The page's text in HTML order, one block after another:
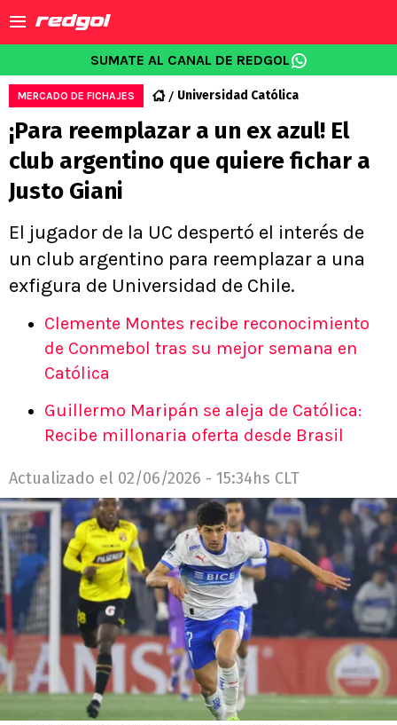
SUMATE AL CANAL DE REDGOL
MERCADO DE FICHAJES Universidad Católica
¡Para reemplazar a un ex azul! El
club argentino que quiere fichar a
Justo Giani
El jugador de la UC despertó el interés de
un club argentino para reemplazar a una
exfigura de Universidad de Chile.
Clemente Montes recibe reconocimiento
de Conmebol tras su mejor semana en
Católica
Guillermo Maripán se aleja de Católica:
Recibe millonaria oferta desde Brasil
Actualizado el 02/06/2026 - 15:34hs CLT